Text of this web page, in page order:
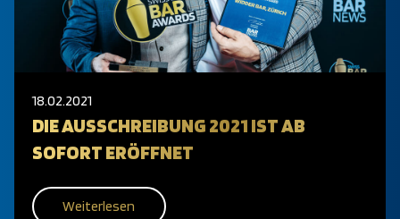
18.02.2021
DIE AUSSCHREIBUNG 2021 IST AB
SOFORT ERÖFFNET
Weiterlesen